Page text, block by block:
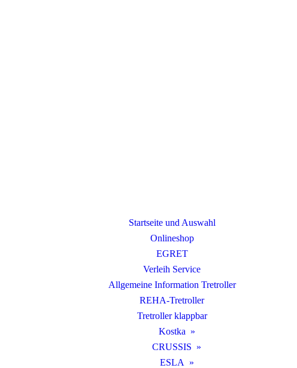
Startseite und Auswahl
Onlineshop
EGRET
Verleih Service
Allgemeine Information Tretroller
REHA-Tretroller
Tretroller klappbar
Kostka
CRUSSIS
ESLA